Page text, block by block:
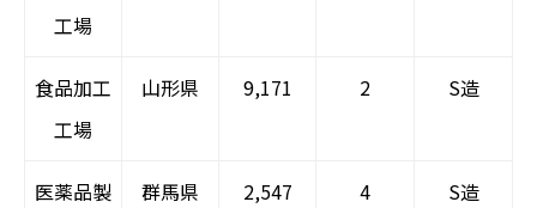
工場
食品加工
工場
山形県 9,171 2 S造
医薬品製
群馬県 2,547 4 S造